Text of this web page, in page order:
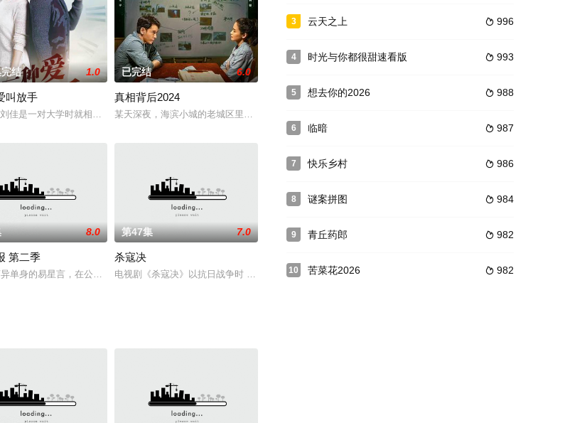
邀。他们都跟费可有着不为人知的过往，但
识了商界精英陈一凡（王鸥 饰）。之后，柳青阳的家中发生了变故，他成为了家
结 1.0
叫放手
佳是一对大学时就相爱的夫妻，许文峰虽为上门女婿，但却得到了岳母的尊重和理解。为了让家人过上幸福的生活，许.
已完结 6.0
真相背后2024
某天深夜，海滨小城的老城区里，发生了一起离奇命案，当地颇有名望的老人关敬堂，惨死在自家别墅之中。
宫 炎的床顶…… 女主小七意外在古董市场认
成正果，他们中有的确定了恋爱关系，有的决定领证结婚。大家的爱情纷纷进入了
8.0
第二季
单身的易星言，在公司遇到了让自己内心动摇的人，年轻的职场后辈周思行。现实的压力、身份的距离、公司的制度与
第47集 7.0
杀寇决
电视剧《杀寇决》以抗日战争时 期的天津为背景，讲述了以南开大学 高材生陆子峥（张一山饰）为首的六 名
3  996
云天之上
4  993
时光与你都很甜速看版
5  988
想去你的2026
6  987
临暗
7  986
快乐乡村
8  984
谜案拼图
9  982
青丘药郎
10  982
苦菜花2026